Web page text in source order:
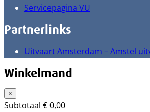
Servicepagina VU
Partnerlinks
Uitvaart Amsterdam – Amstel
Winkelmand
×
Subtotaal €0,00